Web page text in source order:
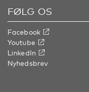
FØLG OS
Facebook
Youtube
LinkedIn
Nyhedsbrev